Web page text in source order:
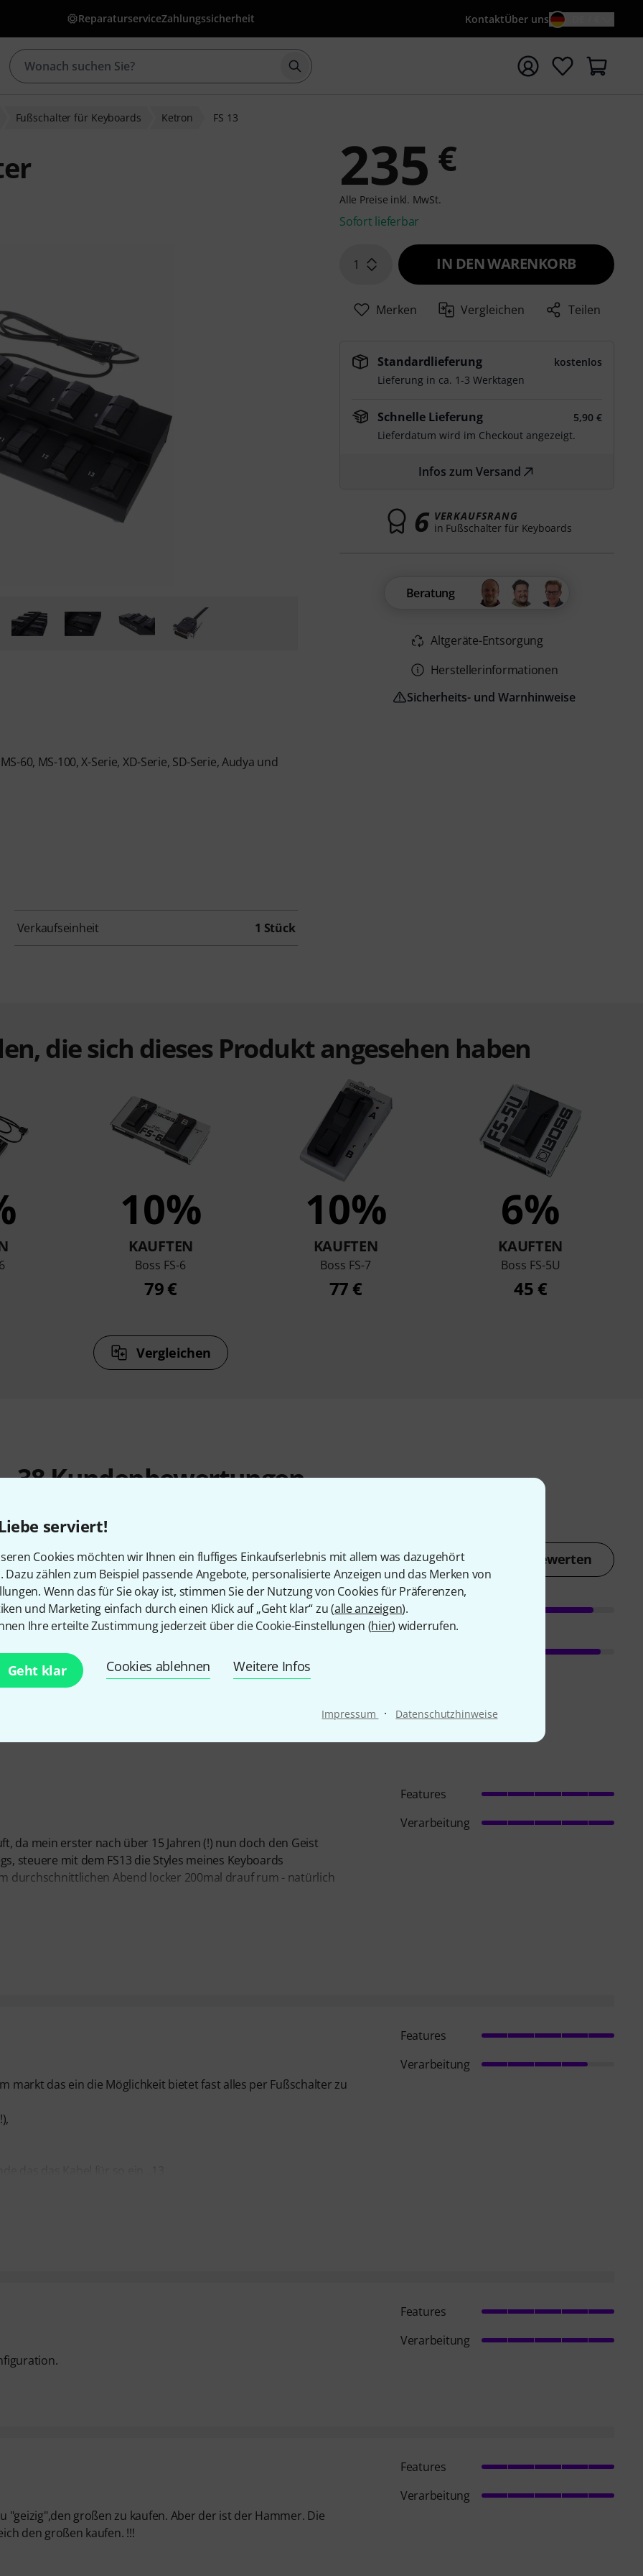
serviert!
Cookies möchten wir Ihnen ein fluffiges Einkaufserlebnis mit allem was dazugehört
Dazu zählen zum Beispiel passende Angebote, personalisierte Anzeigen und das Merken von
Wenn das für Sie okay ist, stimmen Sie der Nutzung von Cookies für Präferenzen,
und Marketing einfach durch einen Klick auf „Geht klar“ zu (alle anzeigen).
Ihre erteilte Zustimmung jederzeit über die Cookie-Einstellungen (hier) widerrufen.
Geht klar Cookies ablehnen Weitere Infos
Impressum · Datenschutzhinweise
ReparaturserviceZahlungssicherheit KontaktÜber uns
Suche mit Suchwort {searchTerm} starten
Fußschalter für Keyboards Ketron FS 13
60, MS-100, X-Serie, XD-Serie, SD-Serie, Audya und
Verkaufseinheit 1 Stück
235 €
Alle Preise inkl. MwSt.
Sofort lieferbar
1 IN DEN WARENKORB
Merken Vergleichen Teilen
Standardlieferung
kostenlos
Lieferung in ca. 1-3 Werktagen
Schnelle Lieferung
5,90 €
Lieferdatum wird im Checkout angezeigt.
Infos zum Versand
6 VERKAUFSRANG
in Fußschalter für Keyboards
Beratung
Altgeräte-Entsorgung
Herstellerinformationen
Sicherheits- und Warnhinweise
die sich dieses Produkt angesehen haben
10%
KAUFTEN
Boss FS-6
79 €
10%
KAUFTEN
Boss FS-7
77 €
6%
KAUFTEN
Boss FS-5U
45 €
Vergleichen
38Kundenbewertungen
4.9/ 5 Jetzt bewerten
da mein erster nach über 15 Jahren (!) nun doch den Geist
steuere mit dem FS13 die Styles meines Keyboards
durchschnittlichen Abend locker 200mal drauf rum - natürlich
Features
Verarbeitung
markt das ein die Möglichkeit bietet fast alles per Fußschalter zu
Features
Verarbeitung
Features
Verarbeitung
"geizig",den großen zu kaufen. Aber der ist der Hammer. Die
den großen kaufen. !!!
Features
Verarbeitung